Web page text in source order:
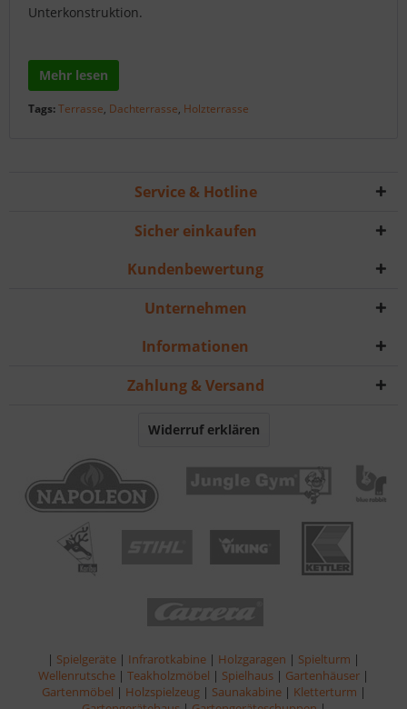
Unterkonstruktion.
Mehr lesen
Tags:Terrasse, Dachterrasse, Holzterrasse
Service & Hotline
Sicher einkaufen
Kundenbewertung
Unternehmen
Informationen
Zahlung & Versand
Widerruf erklären
| Spielgeräte | Infrarotkabine | Holzgaragen | Spielturm |
Wellenrutsche | Teakholzmöbel | Spielhaus | Gartenhäuser |
Gartenmöbel | Holzspielzeug | Saunakabine | Kletterturm |